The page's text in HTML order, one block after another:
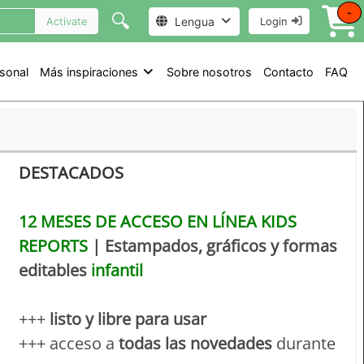
Activate 🔍 Lengua Login
-
Más inspiraciones Sobre nosotros Contacto FAQ
DESTACADOS
12 MESES DE ACCESO EN LÍNEA KIDS
REPORTS | Estampados, gráficos y formas
editables infantil
+++listo y libre para usar
+++ acceso a todas las novedades durante